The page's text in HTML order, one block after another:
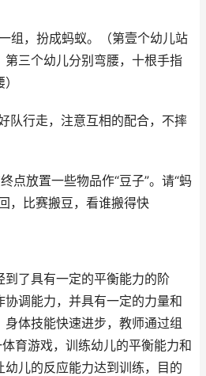
组，扮成蚂蚁。（第壹个幼儿站
第三个幼儿分别弯腰，十根手指
队行走，注意互相的配合，不摔
点放置一些物品作“豆子”。请“蚂
，比赛搬豆，看谁搬得快
到了具有一定的平衡能力的阶
调能力，并具有一定的力量和
体技能快速进步，教师通过组
育游戏，训练幼儿的平衡能力和
儿的反应能力达到训练，目的